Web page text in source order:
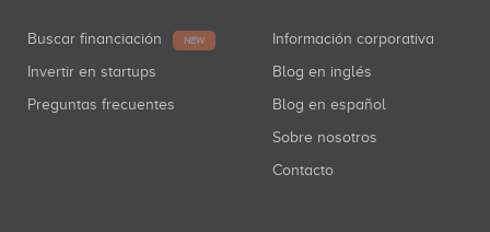
Buscar financiación NEW
Invertir en startups
Preguntas frecuentes
Información corporativa
Blog en inglés
Blog en español
Sobre nosotros
Contacto